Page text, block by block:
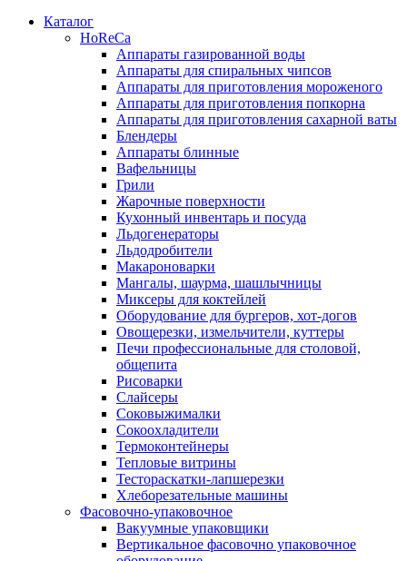
Каталог
HoReCa
Аппараты газированной воды
Аппараты для спиральных чипсов
Аппараты для приготовления мороженого
Аппараты для приготовления попкорна
Аппараты для приготовления сахарной ваты
Блендеры
Аппараты блинные
Вафельницы
Грили
Жарочные поверхности
Кухонный инвентарь и посуда
Льдогенераторы
Льдодробители
Макароноварки
Мангалы, шаурма, шашлычницы
Миксеры для коктейлей
Оборудование для бургеров, хот-догов
Овощерезки, измельчители, куттеры
Печи профессиональные для столовой,
общепита
Рисоварки
Слайсеры
Соковыжималки
Сокоохладители
Термоконтейнеры
Тепловые витрины
Тестораскатки-лапшерезки
Хлеборезательные машины
Фасовочно-упаковочное
Вакуумные упаковщики
Вертикальное фасовочно упаковочное